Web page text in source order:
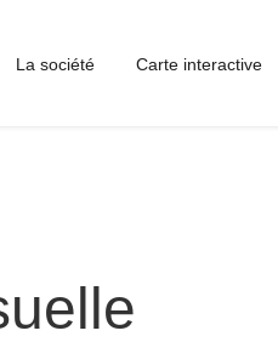
La société Carte interactive